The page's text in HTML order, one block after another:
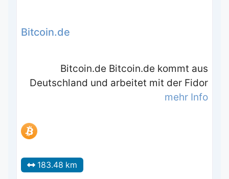
Bitcoin.de
Bitcoin.de Bitcoin.de kommt aus
Deutschland und arbeitet mit der Fidor
mehr Info
183.48 km